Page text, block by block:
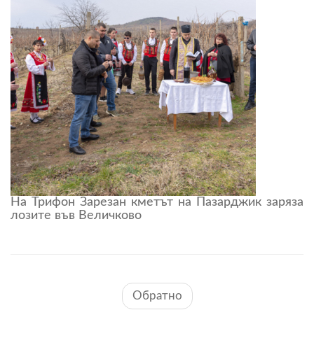
На Трифон Зарезан кметът на Пазарджик заряза
лозите във Величково
Обратно